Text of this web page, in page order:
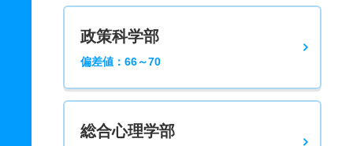
政策科学部
偏差値：66～70
総合心理学部